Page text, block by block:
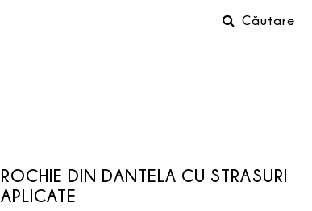
Căutare
ROCHIE DIN DANTELA CU STRASURI
APLICATE